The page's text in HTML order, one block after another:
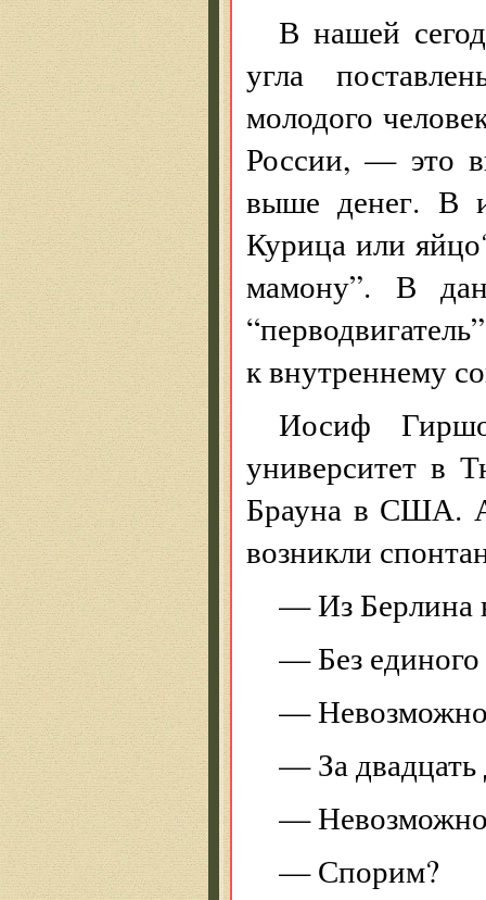
В нашей
угла
молодого
России, — это
выше денег. В
Курица или
мамону”. В
к внутреннему
Иосиф
университет в
Брауна в США.
возникли
— Из Берлина
— Без единого
—
— За двадцать
—
— Спорим?